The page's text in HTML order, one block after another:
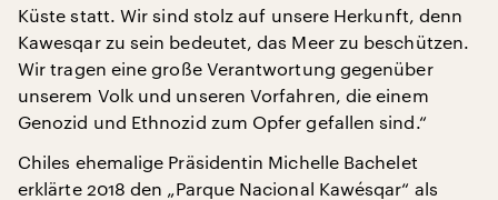
Küste statt. Wir sind stolz auf unsere Herkunft, denn
Kawesqar zu sein bedeutet, das Meer zu beschützen.
Wir tragen eine große Verantwortung gegenüber
unserem Volk und unseren Vorfahren, die einem
Genozid und Ethnozid zum Opfer gefallen sind.“
Chiles ehemalige Präsidentin Michelle Bachelet
erklärte 2018 den „Parque Nacional Kawésqar“ als